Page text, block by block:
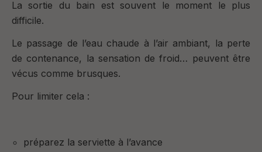
La sortie du bain est souvent le moment le plus
difficile.
Le passage de l’eau chaude à l’air ambiant, la perte
de contenance, la sensation de froid… peuvent être
vécus comme brusques.
Pour limiter cela :
préparez la serviette à l’avance